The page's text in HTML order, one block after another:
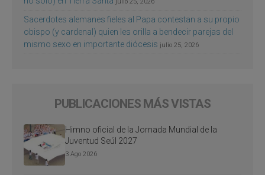
julio 25, 2026
Sacerdotes alemanes fieles al Papa contestan a su propio
obispo (y cardenal) quien les orilla a bendecir parejas del
mismo sexo en importante diócesis julio 25, 2026
PUBLICACIONES MÁS VISTAS
Himno oficial de la Jornada Mundial de la
Juventud Seúl 2027
3 Ago 2026